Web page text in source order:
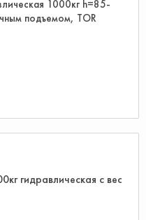
1000кг h=85-
подъемом, TOR